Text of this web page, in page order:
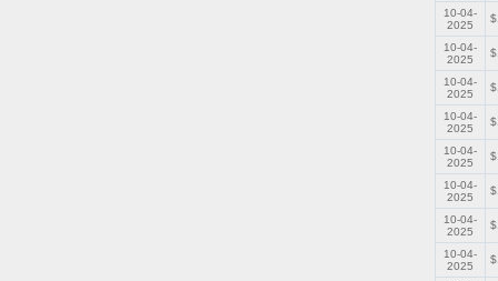
10-04-
2025
10-04-
2025
10-04-
2025
10-04-
2025
10-04-
2025
10-04-
2025
10-04-
2025
10-04-
2025